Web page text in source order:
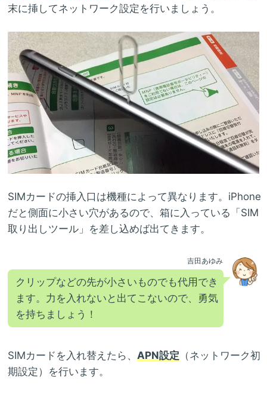
末に挿してネットワーク設定を行いましょう。
SIMカードの挿入口は機種によって異なります。iPhone
だと側面に小さい穴があるので、箱に入っている「SIM
取り出しツール」を差し込めば出てきます。
吉田あゆみ
クリップなどの先が小さいものでも代用でき
ます。力を入れないと出てこないので、勇気
を持ちましょう！
SIMカードを入れ替えたら、 APN設定 （ネットワーク初
期設定）を行います。